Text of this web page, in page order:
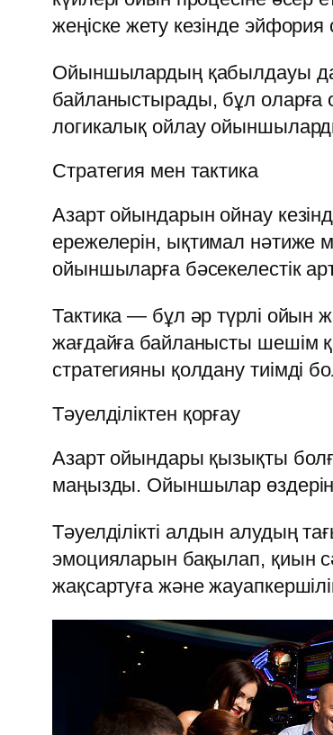
жеңіске жету кезінде эйфория
Ойыншылардың қабылдауы да
байланыстырады, бұл
логикалық ойлау
Стратегия мен тактика
Азарт ойындарын ойнау
ережелерін, ықтимал нәтиже
ойыншыларға бәсекелестік
Тактика — бұл әр түрлі ойын
жағдайға байланысты шешім
стратегияны қолдану тиімді
Тәуелділіктен қорғау
Азарт ойындары қызықты
маңызды. Ойыншылар
Тәуелділікті алдын алудың
эмоцияларын бақылап, қиын
жақсартуға және